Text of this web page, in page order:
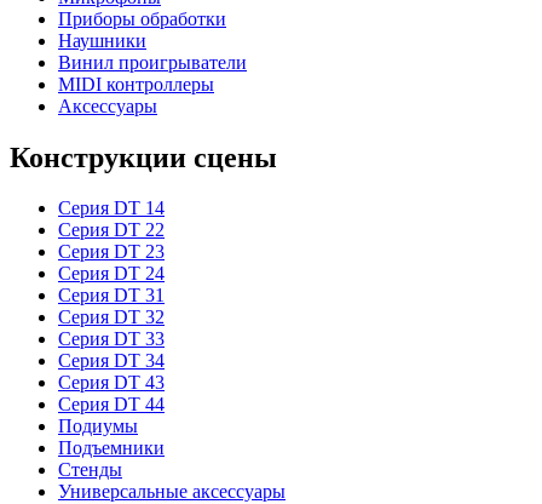
Приборы обработки
Наушники
Винил проигрыватели
MIDI контроллеры
Аксессуары
Конструкции сцены
Серия DT 14
Серия DT 22
Серия DT 23
Серия DT 24
Серия DT 31
Серия DT 32
Серия DT 33
Серия DT 34
Серия DT 43
Серия DT 44
Подиумы
Подъемники
Стенды
Универсальные аксессуары